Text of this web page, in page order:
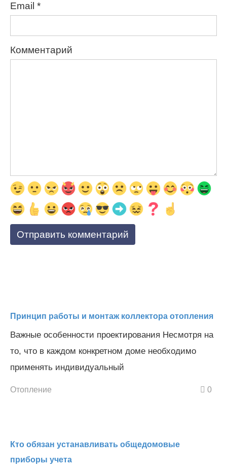
Email *
Комментарий
Принцип работы и монтаж коллектора отопления
Важные особенности проектирования Несмотря на
то, что в каждом конкретном доме необходимо
применять индивидуальный
Отопление 0
Кто обязан устанавливать общедомовые
приборы учета